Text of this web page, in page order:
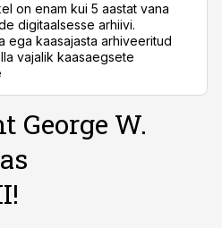
on enam kui 5 aastat vana
digitaalsesse arhiivi.
ega kaasajasta arhiveeritud
vajalik kaasaegsete
George W.